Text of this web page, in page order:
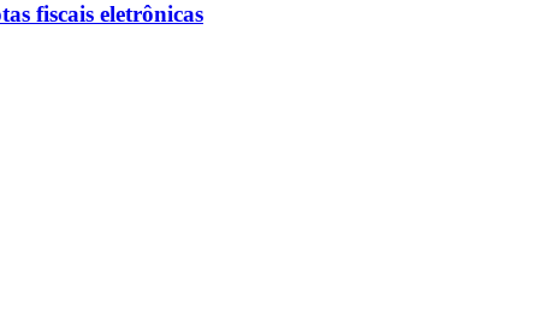
fiscais eletrônicas